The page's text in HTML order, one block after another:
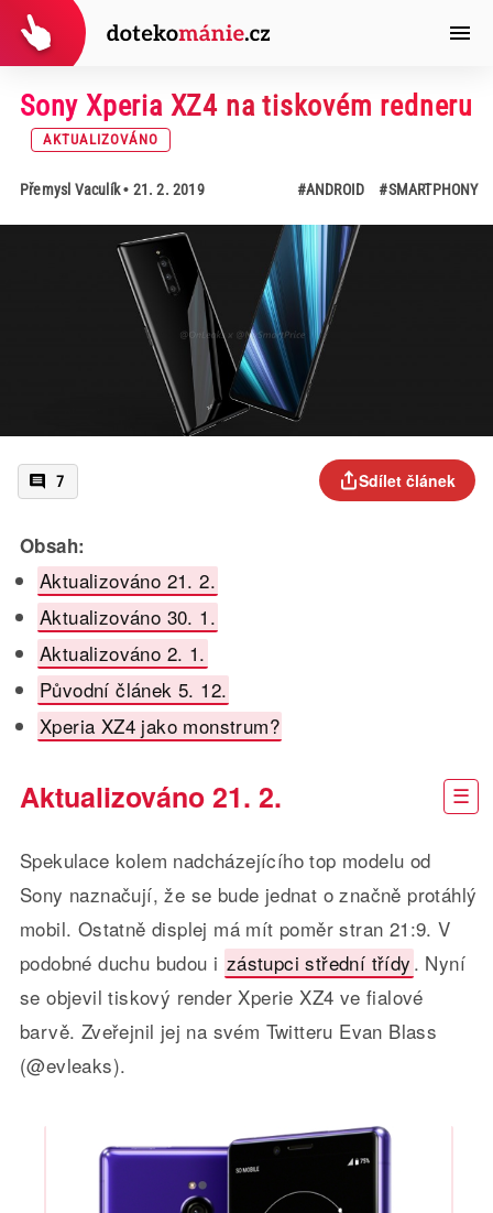
Sony Xperia XZ4 na tiskovém redneru
AKTUALIZOVÁNO
Přemysl Vaculík• 21. 2. 2019 #ANDROID #SMARTPHONY
7 Sdílet článek
Obsah:
Aktualizováno 21. 2.
Aktualizováno 30. 1.
Aktualizováno 2. 1.
Původní článek 5. 12.
Xperia XZ4 jako monstrum?
Aktualizováno 21. 2.
Spekulace kolem nadcházejícího top modelu od
Sony naznačují, že se bude jednat o značně protáhlý
mobil. Ostatně displej má mít poměr stran 21:9. V
podobné duchu budou i zástupci střední třídy . Nyní
se objevil tiskový render Xperie XZ4 ve fialové
barvě. Zveřejnil jej na svém Twitteru Evan Blass
(@evleaks).